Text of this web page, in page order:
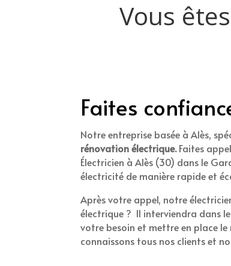
Vous
Faites
Notre entreprise basée à Alès,
rénovation électrique.Faites
Électricien à Alès (30) dans le
électricité de manière rapide et
Après votre appel, notre
électrique ? Il interviendra dans
votre besoin et mettre en place le
connaissons tous nos clients et